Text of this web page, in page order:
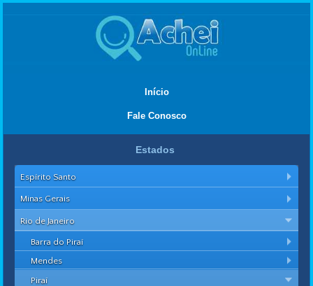
Início
Fale Conosco
Estados
Espírito Santo
Minas Gerais
Rio de Janeiro
Barra do Piraí
Mendes
Piraí